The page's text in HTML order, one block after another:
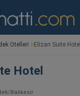
Otelleri Elizan Suite Hotel
Hotel
Balıkesir